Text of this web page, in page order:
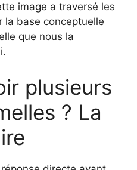
image a traversé les
la base conceptuelle
que nous la
plusieurs
? La